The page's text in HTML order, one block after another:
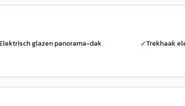
glazen panorama-dak ✓Trekhaak